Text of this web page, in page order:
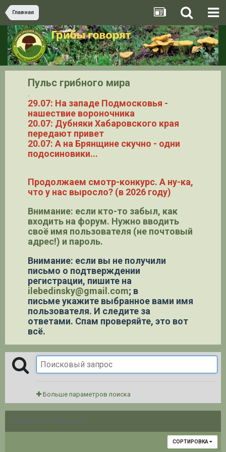
Главная
Пульс грибного мира
.
29.07: На западе Подмосковья -
нашествие вороночника
20.07: Дубняки Хабаровского края
передают привет
20.07: А на Брянщине скучно - одни
подосиновики...
Продолжаем смотр-конкурс. А ну-ка,
что у нас выросло? (в 2026 году)
Внимание: если кто-то забыл, как
входить на форум. Нужно вводить
своё имя пользователя (не почтовый
адрес!) и пароль.
Внимание: если вы не получили
письмо о подтверждении
регистрации, пишите на
ilebedinsky@gmail.com; в
письме укажите выбранное вами имя
пользователя. И следите за
ответами. Спам проверяйте, это вот
всё.
Больше параметров поиска
НАЙДЕНО 1 РЕЗУЛЬТАТ
СОРТИРОВКА